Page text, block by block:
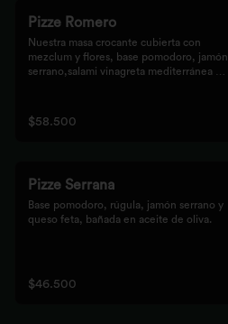
Pizze Romero
Nuestra masa crocante cubierta con
mezclum y flores, base pomodoro, jamón
serrano,salami vinagreta mediterránea y
$58.500
Pizze Serrana
Base pomodoro, rúgula, jamón serrano y
queso feta, bañada en aceite de oliva.
$46.500